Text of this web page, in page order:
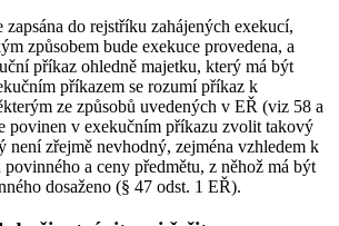
zapsána do rejstříku zahájených exekucí,
způsobem bude exekuce provedena, a
příkaz ohledně majetku, který má být
příkazem se rozumí příkaz k
ze způsobů uvedených v EŘ (viz 58 a
povinen v exekučním příkazu zvolit takový
není zřejmě nevhodný, zejména vzhledem k
a ceny předmětu, z něhož má být
dosaženo (§ 47 odst. 1 EŘ).